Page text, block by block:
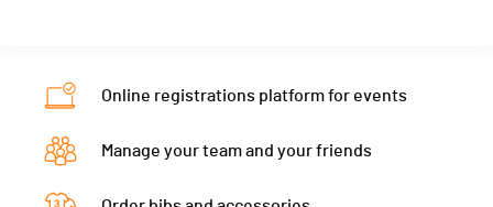
Online registrations platform for events
Manage your team and your friends